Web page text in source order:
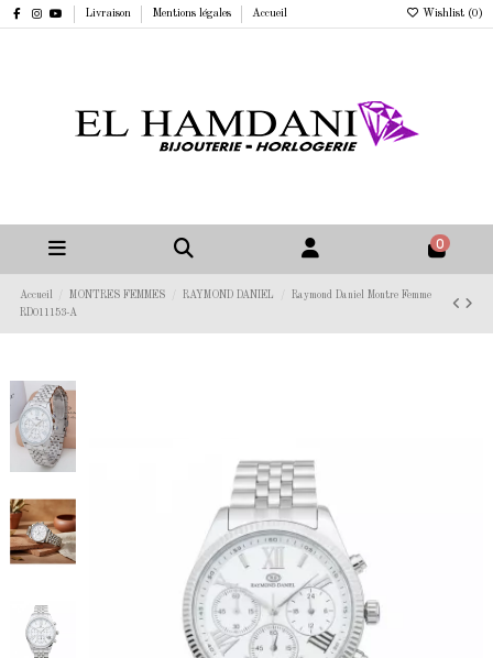
Livraison Mentions légales Accueil Wishlist (0 )
0
Accueil MONTRES FEMMES RAYMOND DANIEL
Raymond Daniel Montre Femme
RD011153-A